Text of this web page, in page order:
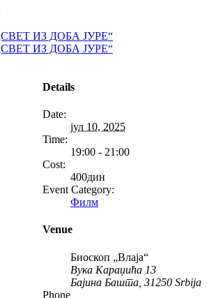
ИЗ ДОБА ЈУРЕ“
ИЗ ДОБА ЈУРЕ“
Details
Date:
јул 10, 2025
Time:
19:00 - 21:00
Cost:
400дин
Event Category:
Филм
Venue
Биоскоп „Влаја“
Вука Караџића 13
Бајина Башта 31250 Srbija
Phone